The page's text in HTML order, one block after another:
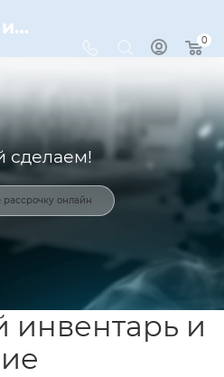
Спортивный инвентарь и оборудование для спорта в Москве | Dynamic-Sport
0
сделаем!
онлайн
инвентарь и